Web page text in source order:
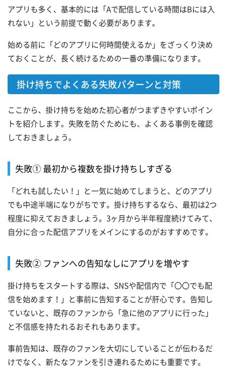
アプリも多く、基本的には「Aで配信している時間はBには入
れない」という前提で動く必要があります。
始める前に「どのアプリに何時間使えるか」をざっくり決め
ておくことが、長く続けるための一番の準備になります。
掛け持ちでよくある失敗パターンと対策
ここから、掛け持ちを始めた初心者がつまずきやすいポイン
トを紹介します。失敗を防ぐためにも、よくある事例を確認
しておきましょう。
失敗① 最初から複数を掛け持ちしすぎる
「どれも試したい！」と一気に始めてしまうと、どのアプリ
でも中途半端になりがちです。掛け持ちするなら、最初は2つ
程度に抑えておきましょう。3ヶ月から半年程度続けてみて、
自分に合った配信アプリをメインにするのがおすすめです。
失敗② ファンへの告知なしにアプリを増やす
掛け持ちをスタートする際は、SNSや配信内で「〇〇でも配
信を始めます！」と事前に告知することが肝心です。告知し
ていないと、既存のファンから「急に他のアプリに行った」
と不信感を持たれるおそれもあります。
事前告知は、既存のファンを大切にしていることが伝わるだ
けでなく、新たなファンを引き連れるためにも重要です。